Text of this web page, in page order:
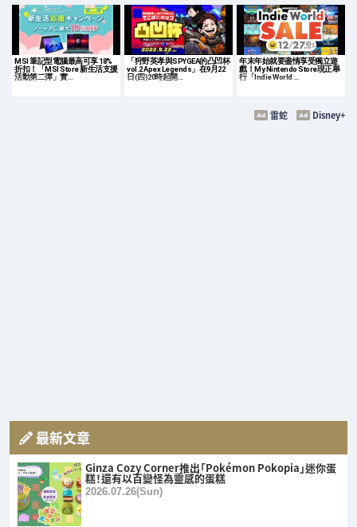
MSI 筆記型電腦最高可享 18%
折扣！「MSI Store 新生活支援
活動第二彈」實…
「狩野英孝與SPYGEA的凸凹杯
vol.2 Apex Legends」在9月22
日(四)20時起開…
年末年始就要盡情享受獨立遊
戲！My Nintendo Store現正舉
行「Indie World …
Disney+
雷蛇
最新文章
Ginza Cozy Corner推出「Pokémon Pokopia」迷你蛋
糕！還有以百變怪為靈感的蛋糕
2026.07.26(Sun)